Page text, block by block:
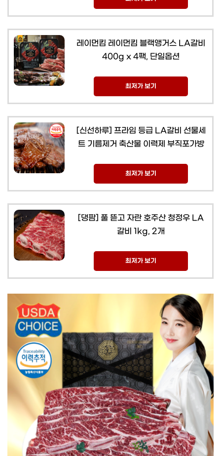
레이먼킴 레이먼킴 블랙앵거스 LA갈비
400g x 4팩, 단일옵션
최저가 보기
[신선하루] 프라임 등급 LA갈비 선물세
트 기름제거 축산물 이력제 부직포가방
최저가 보기
[댕팜] 풀 뜯고 자란 호주산 청정우 LA
갈비 1kg, 2개
최저가 보기